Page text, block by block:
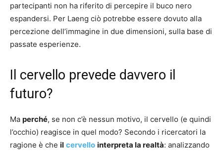
partecipanti non ha riferito di percepire il buco nero
espandersi. Per Laeng ciò potrebbe essere dovuto alla
percezione dell’immagine in due dimensioni, sulla base di
passate esperienze.
Il cervello prevede davvero il
futuro?
Ma perché, se non c’è nessun motivo, il cervello (e quindi
l’occhio) reagisce in quel modo? Secondo i ricercatori la
ragione è che il cervello interpreta la realtà: analizzando